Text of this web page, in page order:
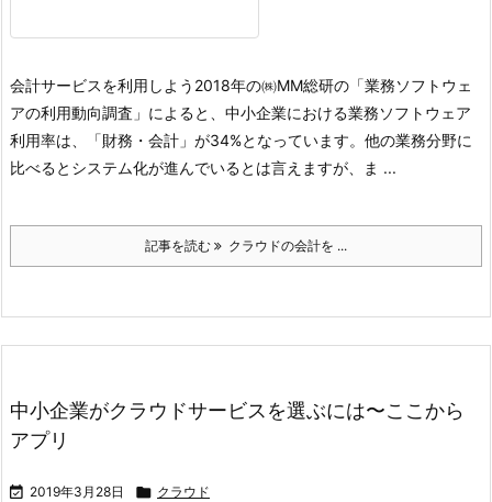
会計サービスを利用しよう 2018年の㈱MM総研の「業務ソフトウェ
アの利用動向調査」によると、中小企業における業務ソフトウェア
利用率は、「財務・会計」が34%となっています。他の業務分野に
比べるとシステム化が進んでいるとは言えますが、ま ...
記事を読む クラウドの会計を ...
中小企業がクラウドサービスを選ぶには〜ここから
アプリ
 2019年3月28日  クラウド